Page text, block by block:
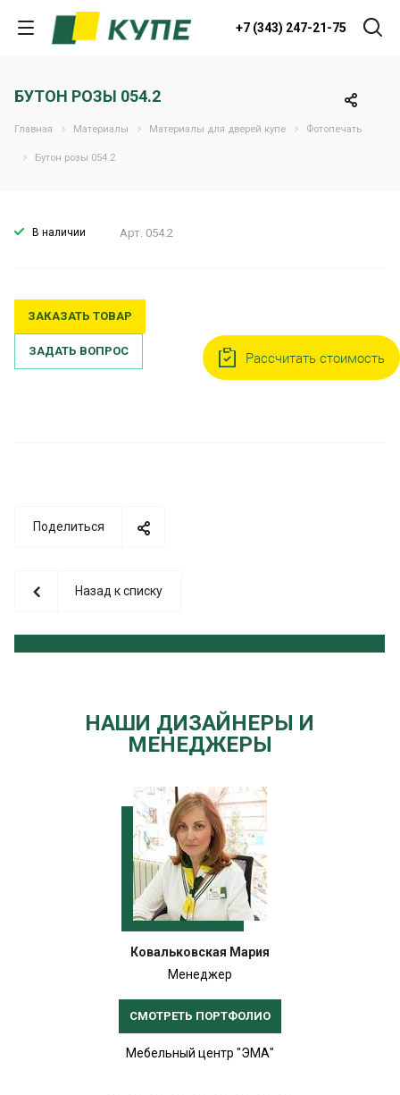
+7 (343) 247-21-75
БУТОН РОЗЫ 054.2
Главная Материалы Материалы для дверей купе Фотопечать
Бутон розы 054.2
В наличии Арт. 054.2
ЗАКАЗАТЬ ТОВАР
ЗАДАТЬ ВОПРОС
Поделиться
Назад к списку
НАШИ ДИЗАЙНЕРЫ И
МЕНЕДЖЕРЫ
Ковальковская Мария
Менеджер
СМОТРЕТЬ ПОРТФОЛИО
Мебельный центр "ЭМА"
Рассчитать стоимость